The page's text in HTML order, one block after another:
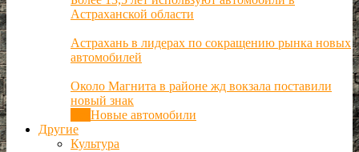
Астраханской области
Астрахань в лидерах по сокращению рынка новых
автомобилей
Около Магнита в районе жд вокзала поставили
новый знак
Новые автомобили
Другие
Культура